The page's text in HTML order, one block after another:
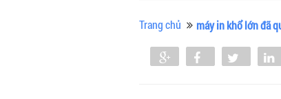
Trang chủ máy in khổ lớn đã
Share Share Tweet